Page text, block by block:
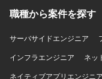
職種から案件を探す
サーバサイドエンジニア
インフラエンジニア
ネッ
ネイティブアプリエンジニア